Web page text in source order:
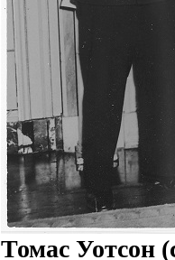
Томас Уотсон